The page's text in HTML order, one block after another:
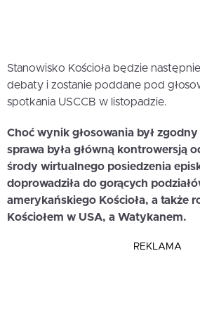
Stanowisko Kościoła będzie
debaty i zostanie poddane pod
spotkania USCCB w listopadzie.
Choć wynik głosowania był
sprawa była główną kontrowersją
środy wirtualnego posiedzenia
doprowadziła do gorących
amerykańskiego Kościoła, a także
Kościołem w USA, a Watykanem.
REKLAMA